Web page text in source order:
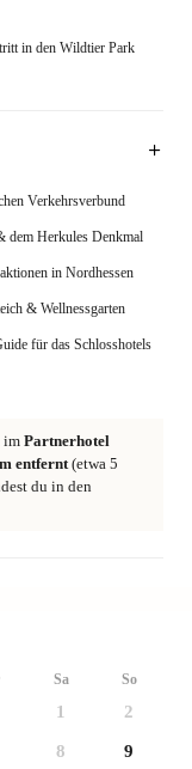
in den Wildtier Park
Verkehrsverbund
dem Herkules Denkmal
in Nordhessen
& Wellnessgarten
für das Schlosshotels
imPartnerhotel
entfernt(etwa 5
du in den
Sa So
1 2
8 9